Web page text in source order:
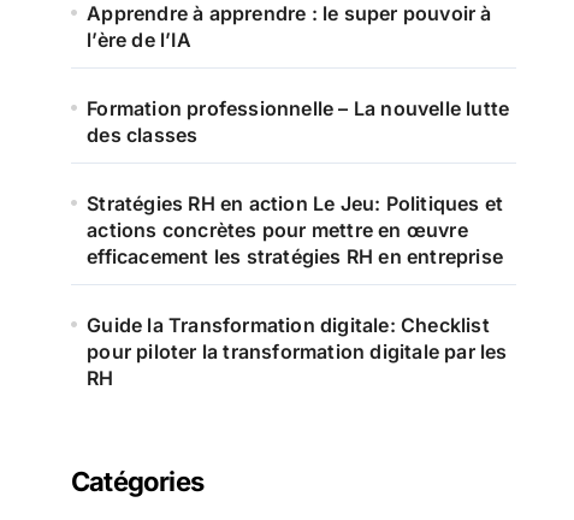
Apprendre à apprendre : le super pouvoir à
l’ère de l’IA
Formation professionnelle – La nouvelle lutte
des classes
Stratégies RH en action Le Jeu: Politiques et
actions concrètes pour mettre en œuvre
efficacement les stratégies RH en entreprise
Guide la Transformation digitale: Checklist
pour piloter la transformation digitale par les
RH
Catégories